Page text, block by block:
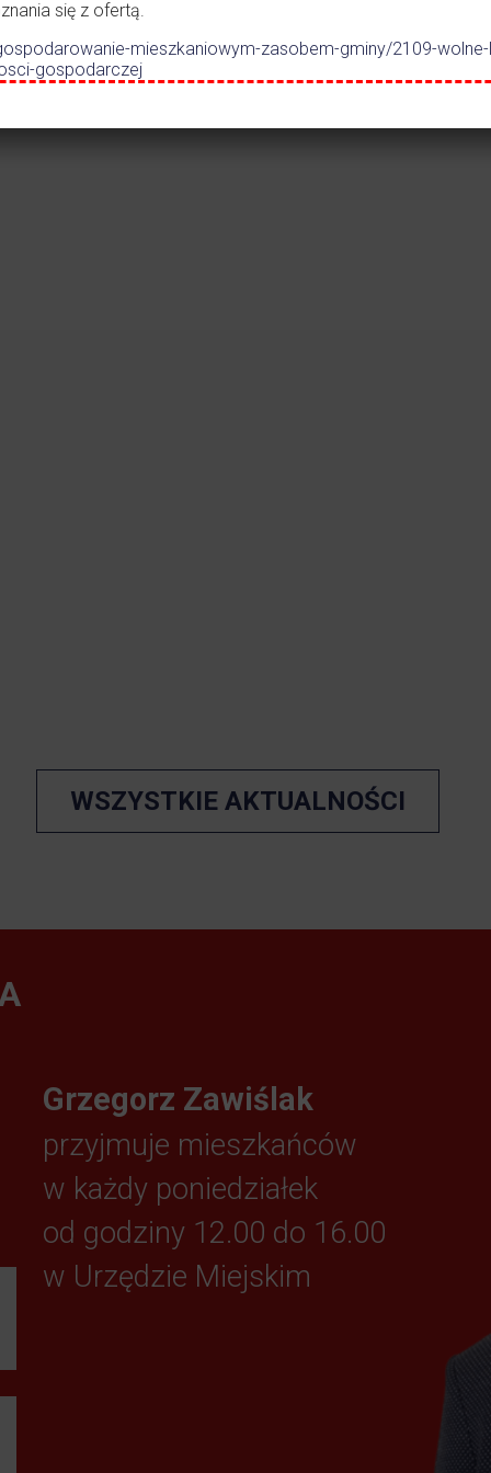
Czytaj więcej
WSZYSTKIE AKTUALNOŚCI
Grzegorz Zawiślak
przyjmuje mieszkańców
w każdy poniedziałek
od godziny 12.00 do 16.00
w Urzędzie Miejskim
się z ofertą.
mieszkaniowym-zasobem-gminy/2109-
gospodarczej